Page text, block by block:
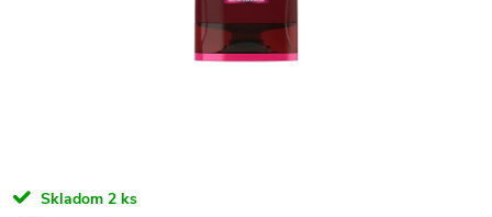
Skladom 2 ks